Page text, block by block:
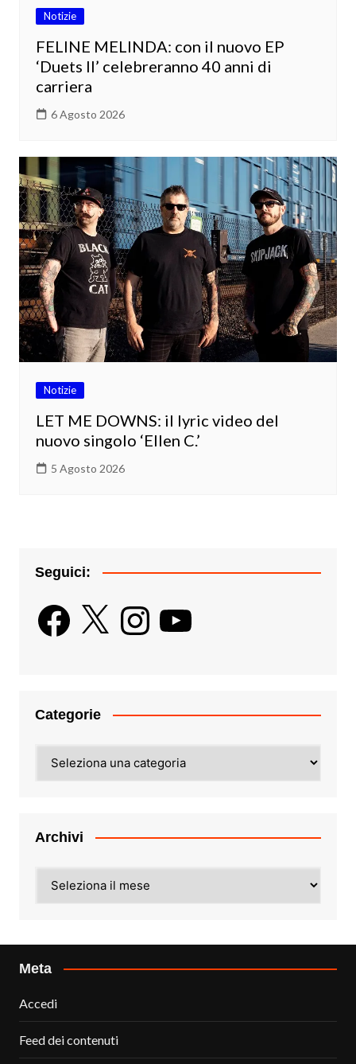
Notizie
FELINE MELINDA: con il nuovo EP
‘Duets II’ celebreranno 40 anni di
carriera
6 Agosto 2026
Notizie
LET ME DOWNS: il lyric video del
nuovo singolo ‘Ellen C.’
5 Agosto 2026
Seguici:
Facebook
X InstagramYouTube
Categorie
Archivi
Meta
Accedi
Feed dei contenuti